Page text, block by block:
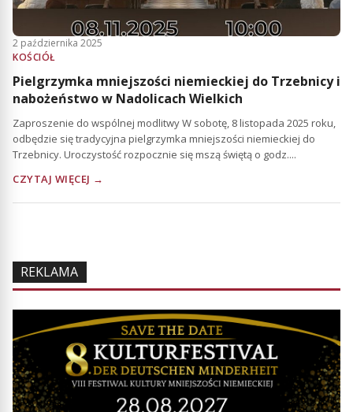
2 października 2025
KOŚCIÓŁ
Pielgrzymka mniejszości niemieckiej do Trzebnicy i
nabożeństwo w Nadolicach Wielkich
Zaproszenie do wspólnej modlitwy W sobotę, 8 listopada 2025 roku,
odbędzie się tradycyjna pielgrzymka mniejszości niemieckiej do
Trzebnicy. Uroczystość rozpocznie się mszą świętą o godz....
CZYTAJ WIĘCEJ →
REKLAMA